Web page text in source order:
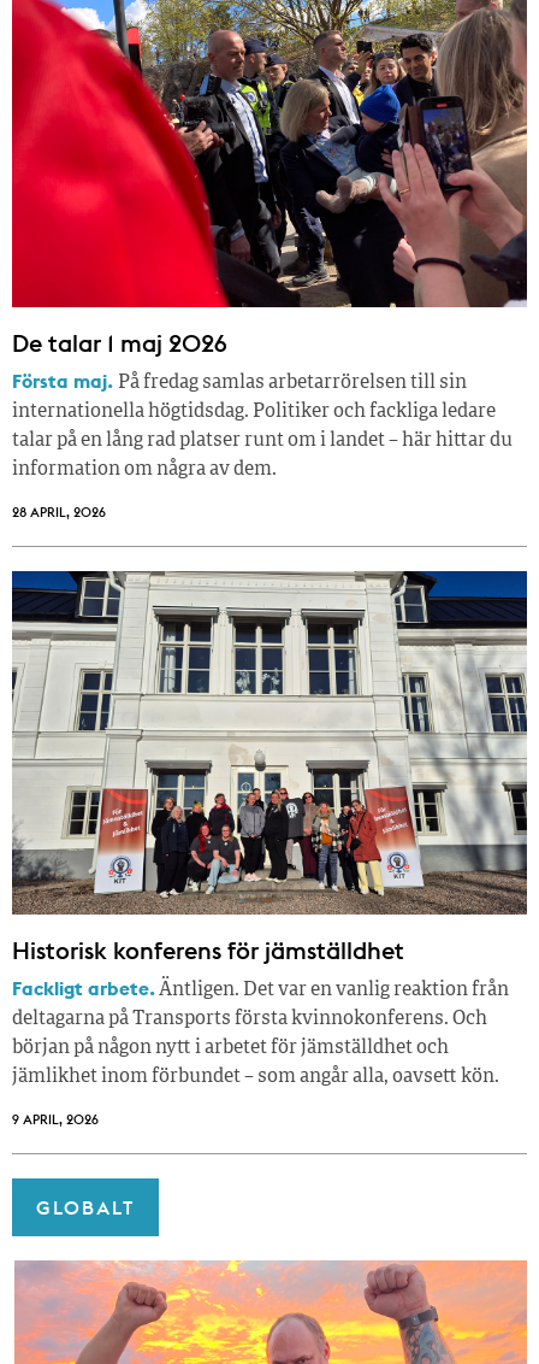
De talar 1 maj 2026
Första maj. På fredag samlas arbetarrörelsen till sin
internationella högtidsdag. Politiker och fackliga ledare
talar på en lång rad platser runt om i landet – här hittar du
information om några av dem.
28 APRIL, 2026
Historisk konferens för jämställdhet
Fackligt arbete.Äntligen. Det var en vanlig reaktion från
deltagarna på Transports första kvinnokonferens. Och
början på någon nytt i arbetet för jämställdhet och
jämlikhet inom förbundet – som angår alla, oavsett kön.
9 APRIL, 2026
GLOBALT